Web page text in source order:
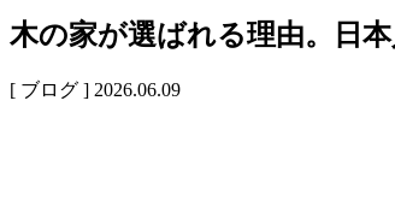
木の家が選ばれる理由。日
[ ブログ ] 2026.06.09